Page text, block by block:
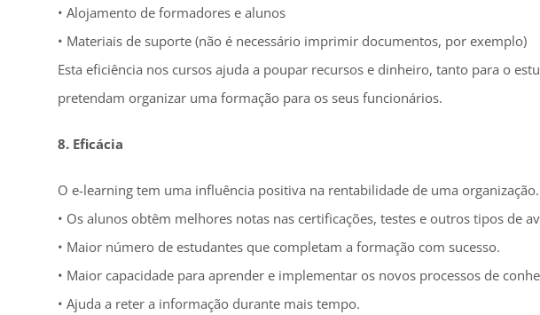
• Alojamento de formadores e alunos
• Materiais de suporte (não é necessário imprimir documentos, por exemplo)
Esta eficiência nos cursos ajuda a poupar recursos e dinheiro, tanto para o
pretendam organizar uma formação para os seus funcionários.
8. Eficácia
O e-learning tem uma influência positiva na rentabilidade de uma
• Os alunos obtêm melhores notas nas certificações, testes e outros tipos de
• Maior número de estudantes que completam a formação com sucesso.
• Maior capacidade para aprender e implementar os novos processos de
• Ajuda a reter a informação durante mais tempo.